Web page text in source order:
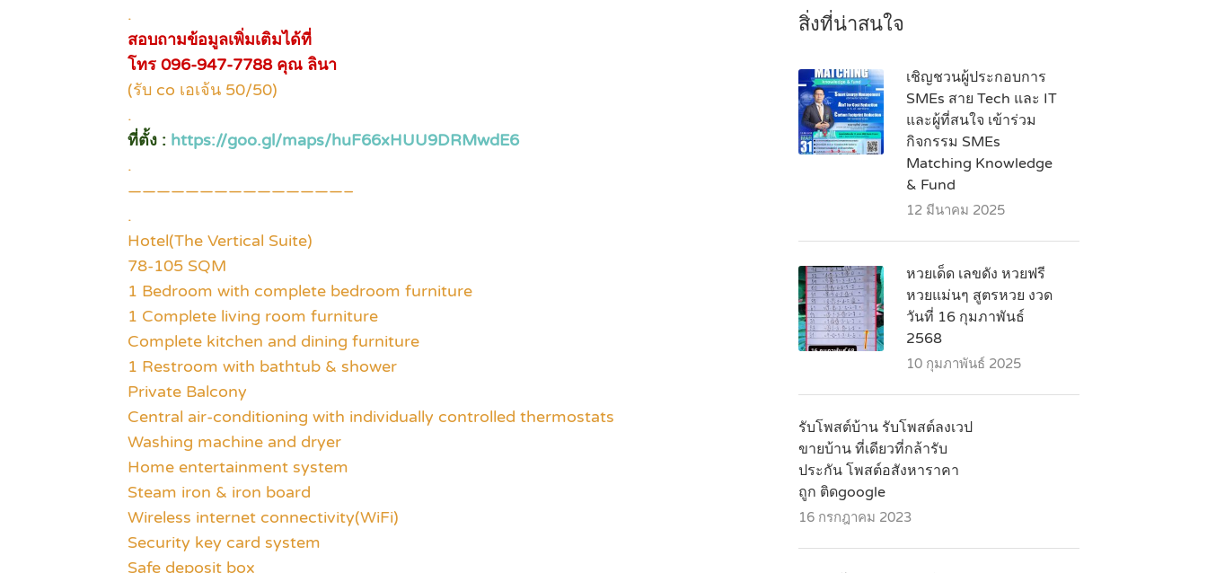
.
สอบถามข้อมูลเพิ่มเติมได้ที่
โทร 096-947-7788 คุณ ลินา
(รับ co เอเจ้น 50/50)
.
ที่ตั้ง : https://goo.gl/maps/huF66xHUU9DRMwdE6
.
———————————————–
.
Hotel(The Vertical Suite)
78-105 SQM
1 Bedroom with complete bedroom furniture
1 Complete living room furniture
Complete kitchen and dining furniture
1 Restroom with bathtub & shower
Private Balcony
Central air-conditioning with individually controlled thermostats
Washing machine and dryer
Home entertainment system
Steam iron & iron board
Wireless internet connectivity(WiFi)
Security key card system
Safe deposit box
สิ่งที่น่าสนใจ
เชิญชวนผู้ประกอบการ
SMEs สาย Tech และ IT
และผู้ที่สนใจ เข้าร่วม
กิจกรรม SMEs
Matching Knowledge
& Fund
12 มีนาคม 2025
หวยเด็ด เลขดัง หวยฟรี
หวยแม่นๆ สูตรหวย งวด
วันที่ 16 กุมภาพันธ์
2568
10 กุมภาพันธ์ 2025
รับโพสต์บ้าน รับโพสต์ลงเวป
ขายบ้าน ที่เดียวที่กล้ารับ
ประกัน โพสต์อสังหาราคา
ถูก ติดgoogle
16 กรกฎาคม 2023